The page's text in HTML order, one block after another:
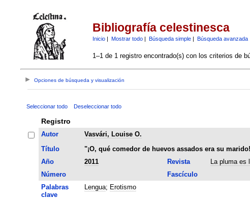
Bibliografía celestinesca
Inicio| Mostrar todo| Búsqueda simple| Búsqueda avanzada
1–1 de 1 registro encontrado(s) con los criterios de
Opciones de búsqueda y visualización
Seleccionar todo Deseleccionar todo
Registro
Autor
Vasvári, Louise O.
Título
"¡O, qué comedor de huevos assados era su
Año
2011 Revista La pluma
Número
Fascículo
Palabras
clave
Lengua; Erotismo